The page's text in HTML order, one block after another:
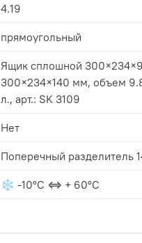
4.19
прямоугольный
Ящик сплошной 300×234×90 мм,
300×234×140 мм, объем 9.83 л., арт.: SK 3214, Ящик
л., арт.: SK 3109
Нет
❄ -10°С ⇔ + 60°С